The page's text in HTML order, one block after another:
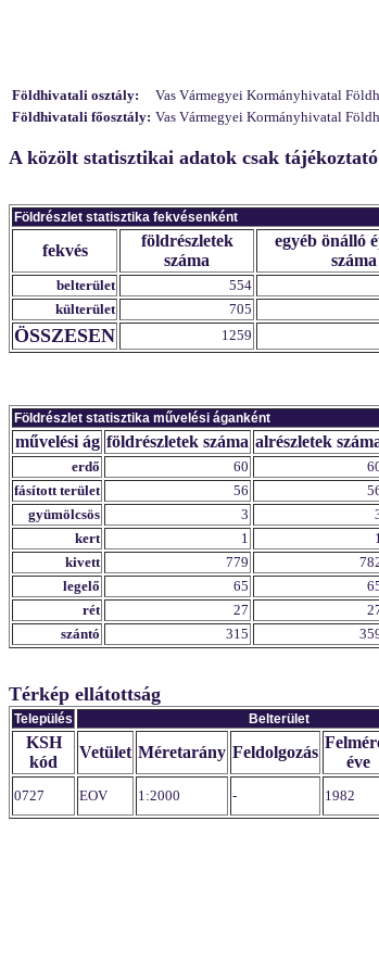
Földhivatali osztály:
Vas Vármegyei Kormányhivatal
Földhivatali főosztály: Vas Vármegyei Kormányhivatal
A közölt statisztikai adatok csak
Földrészlet statisztika fekvésenként
fekvés
földrészletek
száma
egyéb önálló
száma
belterület 554
külterület
705
ÖSSZESEN 1259
Földrészlet statisztika művelési áganként
művelési ág földrészletek száma alrészletek
erdő 60
fásított terület
56
gyümölcsös
3
kert
1
kivett
779
legelő
65
rét
27
szántó
315
Térkép ellátottság
Település Belterület
KSH
kód
Vetület Méretarány Feldolgozás
éve
0727 EOV 1:2000 - 1982